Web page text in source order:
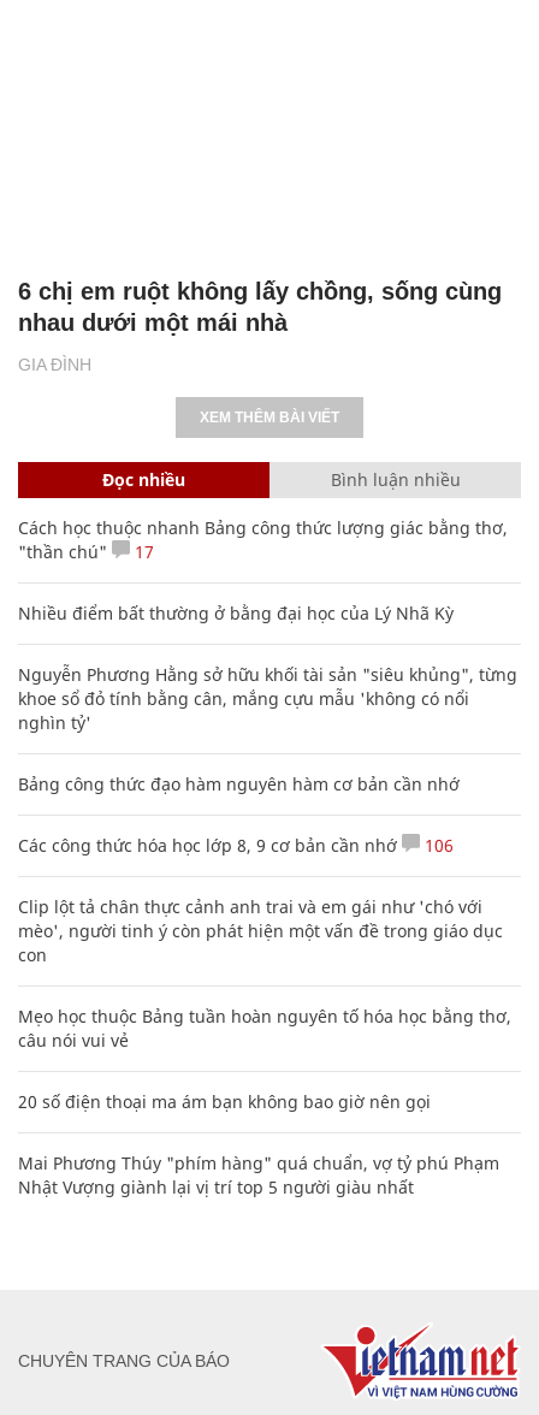
GIA ĐÌNH
6 chị em ruột không lấy chồng, sống cùng
nhau dưới một mái nhà
XEM THÊM BÀI VIẾT
Đọc nhiều Bình luận nhiều
Cách học thuộc nhanh Bảng công thức lượng giác bằng thơ,
"thần chú"
17
Nhiều điểm bất thường ở bằng đại học của Lý Nhã Kỳ
Nguyễn Phương Hằng sở hữu khối tài sản "siêu khủng", từng
khoe sổ đỏ tính bằng cân, mắng cựu mẫu 'không có nổi
nghìn tỷ'
Bảng công thức đạo hàm nguyên hàm cơ bản cần nhớ
Các công thức hóa học lớp 8, 9 cơ bản cần nhớ 106
Clip lột tả chân thực cảnh anh trai và em gái như 'chó với
mèo', người tinh ý còn phát hiện một vấn đề trong giáo dục
con
Mẹo học thuộc Bảng tuần hoàn nguyên tố hóa học bằng thơ,
câu nói vui vẻ
20 số điện thoại ma ám bạn không bao giờ nên gọi
Mai Phương Thúy "phím hàng" quá chuẩn, vợ tỷ phú Phạm
Nhật Vượng giành lại vị trí top 5 người giàu nhất
CHUYÊN TRANG CỦA BÁO